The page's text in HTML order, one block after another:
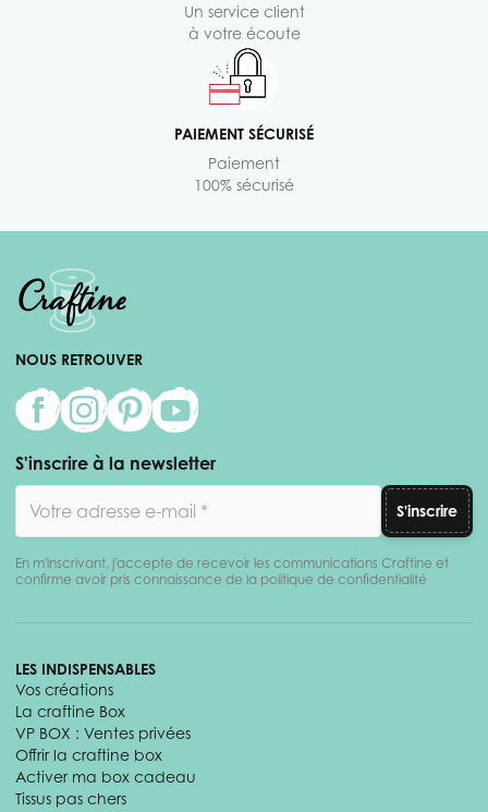
Un service client
à votre écoute
PAIEMENT SÉCURISÉ
Paiement
100% sécurisé
NOUS RETROUVER
S'inscrire à la newsletter
S'inscrire
En m'inscrivant, j'accepte de recevoir les communications Craftine et
confirme avoir pris connaissance de la politique de confidentialité
LES INDISPENSABLES
Vos créations
La craftine Box
VP BOX : Ventes privées
Offrir la craftine box
Activer ma box cadeau
Tissus pas chers